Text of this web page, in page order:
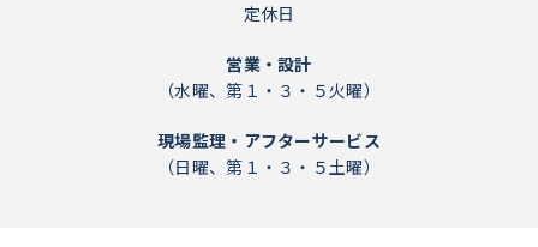
定休日
営業・設計
（水曜、第１・３・５火曜）
現場監理・アフターサービス
（日曜、第１・３・５土曜）